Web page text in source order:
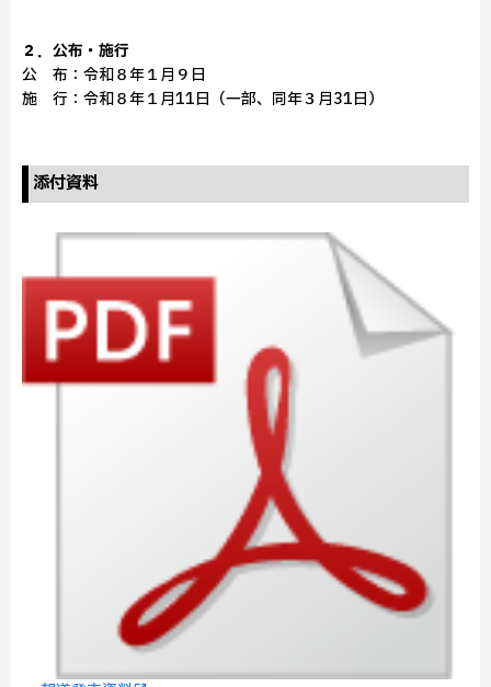
２．公布・施行
公 布：令和８年１月９日
施 行：令和８年１月11日（一部、同年３月31日）
添付資料